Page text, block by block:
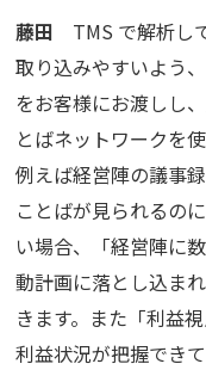
藤田 TMS で解析し
取り込みやすいよう
をお客様にお渡しし
とばネットワークを
例えば経営陣の議事
ことばが見られるの
い場合、「経営陣に
動計画に落とし込ま
きます。また「利益
利益状況が把握でき